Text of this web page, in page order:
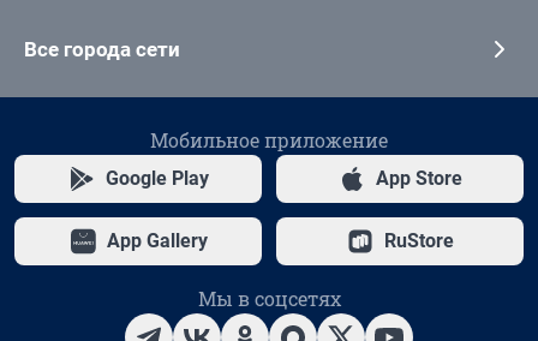
Все города сети
Мобильное приложение
Google Play App Store
App Gallery RuStore
Мы в соцсетях